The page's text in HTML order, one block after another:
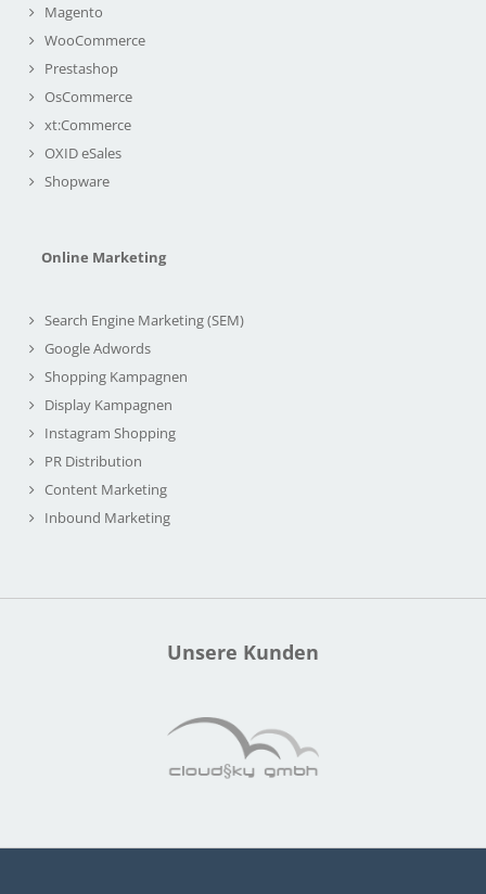
Magento
WooCommerce
Prestashop
OsCommerce
xt:Commerce
OXID eSales
Shopware
Online Marketing
Search Engine Marketing (SEM)
Google Adwords
Shopping Kampagnen
Display Kampagnen
Instagram Shopping
PR Distribution
Content Marketing
Inbound Marketing
Unsere Kunden